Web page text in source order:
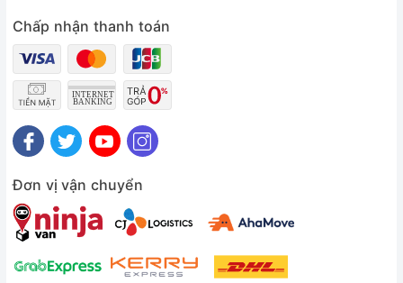
Công suất làm lạnh:
2 HP - 17.000 BTU
Phạm vi làm lạnh hiệu quả:
Từ 20 - 30m² (từ 60 đến 80m³)
Độ ồn trung bình (được đo trong phòng thí nghiệm):
Dàn lạnh: 31 dB - Dàn nóng: 42 dB
Dòng sản phẩm:
Sản xuất tại:
Malaysia
Thời gian bảo hành cục lạnh, cục nóng:
2 năm
Thời gian bảo hành máy nén:
Chấp nhận thanh toán
Đơn vị vận chuyển